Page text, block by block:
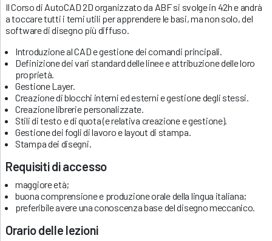
Il Corso di AutoCAD 2D organizzato da ABF si svolge in 42h e andrà
a toccare tutti i temi utili per apprendere le basi, ma non solo, del
software di disegno più diffuso.
Introduzione al CAD e gestione dei comandi principali.
Definizione dei vari standard delle linee e attribuzione delle loro
proprietà.
Gestione Layer.
Creazione di blocchi interni ed esterni e gestione degli stessi.
Creazione librerie personalizzate.
Stili di testo e di quota (e relativa creazione e gestione).
Gestione dei fogli di lavoro e layout di stampa.
Stampa dei disegni.
Requisiti di accesso
maggiore età;
buona comprensione e produzione orale della lingua italiana;
preferibile avere una conoscenza base del disegno meccanico.
Orario delle lezioni